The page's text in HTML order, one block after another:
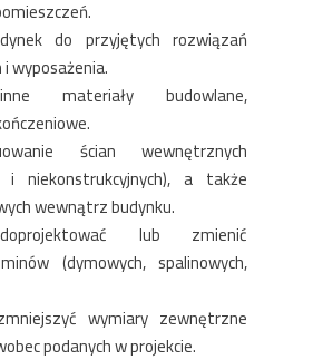
do przyjętych rozwiązań
wyposażenia.
materiały budowlane,
ścian wewnętrznych
i niekonstrukcyjnych), a także
wewnątrz budynku.
lub zmienić
(dymowych, spalinowych,
wymiary zewnętrzne
podanych w projekcie.